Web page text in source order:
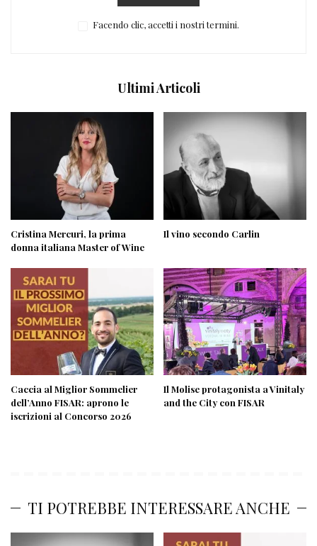
Facendo clic, accetti i nostri termini.
Ultimi Articoli
Cristina Mercuri, la prima
donna italiana Master of Wine
Il vino secondo Carlin
Caccia al Miglior Sommelier
dell’Anno FISAR: aprono le
iscrizioni al Concorso 2026
Il Molise protagonista a Vinitaly
and the City con FISAR
TI POTREBBE INTERESSARE ANCHE